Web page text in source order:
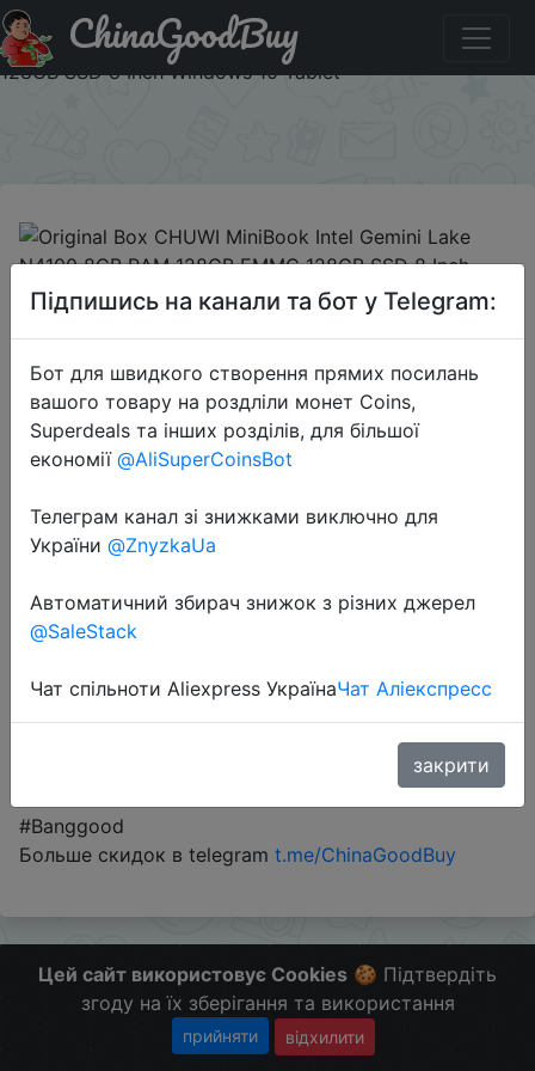
Промокод на знижку BG4772d4 Original Box CHUWI
MiniBook Intel Gemini Lake N4100 8GB RAM 128GB EMMC
128GB SSD 8 Inch Windows 10 Tablet
ChinaGoodBuy
2020-02-20
Original Box CHUWI MiniBook Intel
Gemini Lake N4100 8GB RAM
128GB EMMC 128GB SSD 8 Inch
Windows 10 Tablet
$394.99
Промокод:"BG4772d4"
Перейти до магазину
#Banggood
Больше скидок в telegram t.me/ChinaGoodBuy
Цей сайт використовує Cookies 🍪 Підтвердіть
згоду на їх зберігання та використання
прийняти відхилити
Підпишись на канали та бот у Telegram:
Бот для швидкого створення прямих посилань
вашого товару на роздліли монет Coins,
Superdeals та інших розділів, для більшої
економії @AliSuperCoinsBot
Телеграм канал зі знижками виключно для
України @ZnyzkaUa
Автоматичний збирач знижок з різних джерел
@SaleStack
Чат спільноти Aliexpress УкраїнаЧат Аліекспресс
закрити